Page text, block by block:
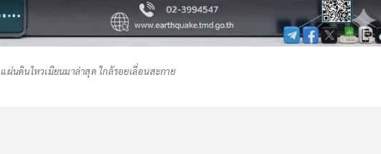
แผ่นดินไหวเมียนมาล่าสุด ใกล้รอยเลื่อนสะกาย